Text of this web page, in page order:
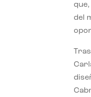
del